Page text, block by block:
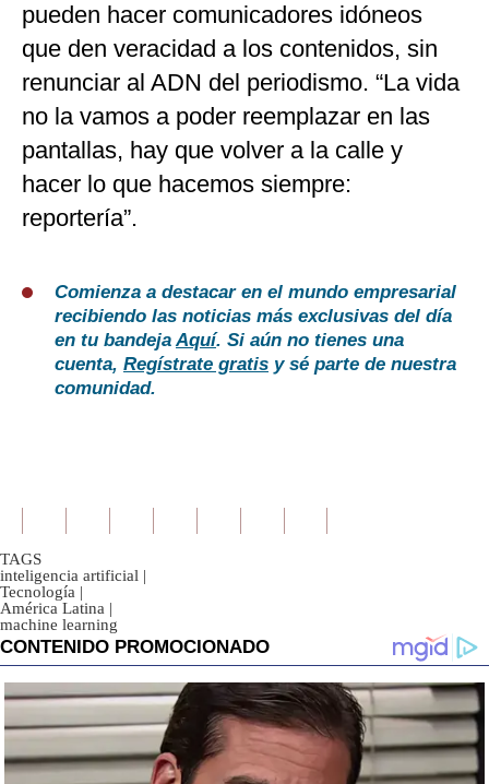
pueden hacer comunicadores idóneos
que den veracidad a los contenidos, sin
renunciar al ADN del periodismo. “La vida
no la vamos a poder reemplazar en las
pantallas, hay que volver a la calle y
hacer lo que hacemos siempre:
reportería”.
Comienza a destacar en el mundo empresarial
recibiendo las noticias más exclusivas del día
en tu bandejaAquí. Si aún no tienes una
cuenta, Regístrate gratis y sé parte de nuestra
comunidad.
TAGS
inteligencia artificial |
Tecnología |
América Latina |
machine learning